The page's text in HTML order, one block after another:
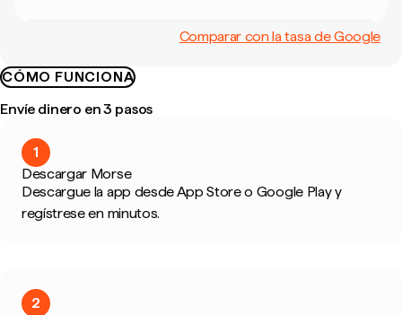
Comparar con la tasa de Google
CÓMO FUNCIONA
Envíe dinero en 3 pasos
1
Descargar Morse
Descargue la app desde App Store o Google Play y
regístrese en minutos.
2